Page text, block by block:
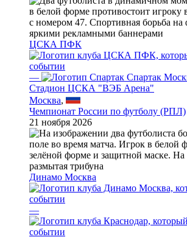
ЦСКА ПФК
—
Спартак
Стадион ЦСКА "ВЭБ Арена"
Москва,
Чемпионат России по футболу (РПЛ)
21 ноября 2026
Динамо Москва
—